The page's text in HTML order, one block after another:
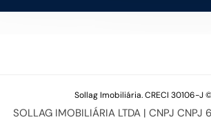
Sollag Imobiliária. CRECI 30106-J
SOLLAG IMOBILIÁRIA LTDA | CNPJ CNPJ